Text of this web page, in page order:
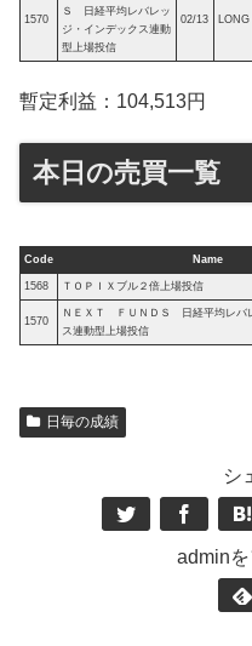
1570
Ｓ 日経平均レバレッ
ジ・インデックス連動
型上場投信
02/13 LONG
暫定利益：104,513円
本日の売買一覧
Code Name
1568 ＴＯＰＩＸブル２倍上場投信
1570
ＮＥＸＴ ＦＵＮＤＳ 日経平均レバ
ス連動型上場投信
日毎の成績
シ
admin